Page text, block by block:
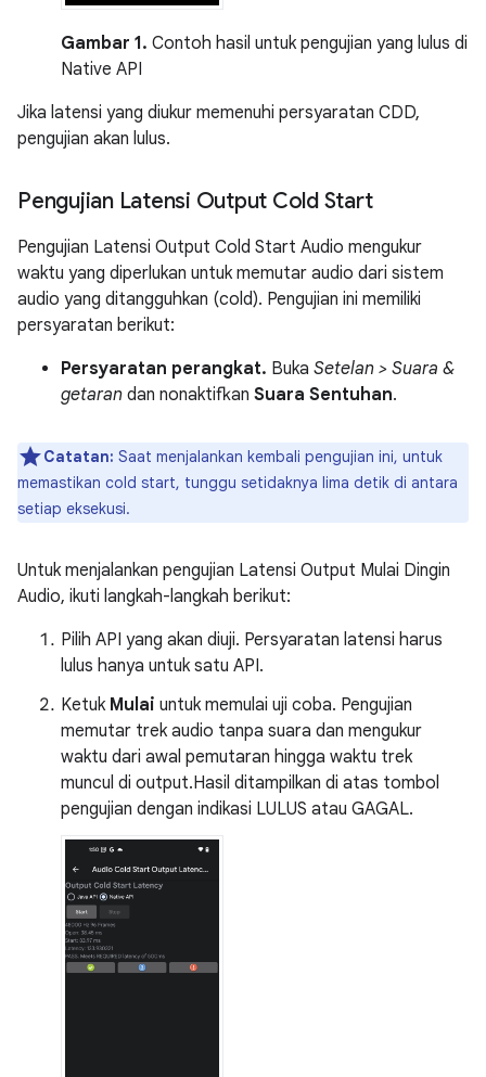
Gambar 1. Contoh hasil untuk pengujian yang lulus di
Native API
Jika latensi yang diukur memenuhi persyaratan CDD,
pengujian akan lulus.
Pengujian Latensi Output Cold Start
Pengujian Latensi Output Cold Start Audio mengukur
waktu yang diperlukan untuk memutar audio dari sistem
audio yang ditangguhkan (cold). Pengujian ini memiliki
persyaratan berikut:
Persyaratan perangkat. Buka Setelan > Suara &
getaran dan nonaktifkan Suara Sentuhan.
Catatan: Saat menjalankan kembali pengujian ini, untuk
memastikan cold start, tunggu setidaknya lima detik di antara
setiap eksekusi.
Untuk menjalankan pengujian Latensi Output Mulai Dingin
Audio, ikuti langkah-langkah berikut:
Pilih API yang akan diuji. Persyaratan latensi harus
lulus hanya untuk satu API.
Ketuk Mulai untuk memulai uji coba. Pengujian
memutar trek audio tanpa suara dan mengukur
waktu dari awal pemutaran hingga waktu trek
muncul di output.Hasil ditampilkan di atas tombol
pengujian dengan indikasi LULUS atau GAGAL.